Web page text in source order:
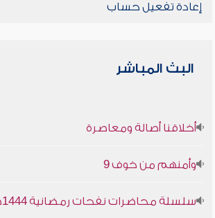
إعادة تفعيل حساب
البث المباشر
أخلاقنا أصالة ومعاصرة
وأمنهم من خوف 9
سلسلة محاضرات نفحات رمضانية 1444هـ